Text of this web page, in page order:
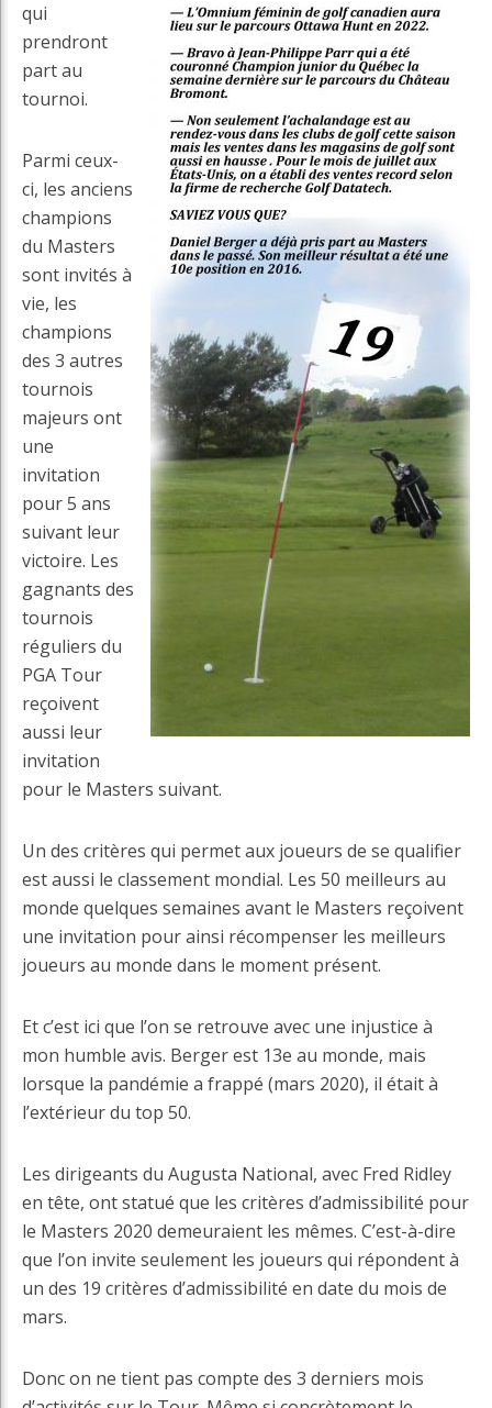
qui
prendront
part au
tournoi.
Parmi ceux-
ci, les anciens
champions
du Masters
sont invités à
vie, les
champions
des 3 autres
tournois
majeurs ont
une
invitation
pour 5 ans
suivant leur
victoire. Les
gagnants des
tournois
réguliers du
PGA Tour
reçoivent
aussi leur
invitation
pour le Masters suivant.
Un des critères qui permet aux joueurs de se qualifier
est aussi le classement mondial. Les 50 meilleurs au
monde quelques semaines avant le Masters reçoivent
une invitation pour ainsi récompenser les meilleurs
joueurs au monde dans le moment présent.
Et c’est ici que l’on se retrouve avec une injustice à
mon humble avis. Berger est 13e au monde, mais
lorsque la pandémie a frappé (mars 2020), il était à
l’extérieur du top 50.
Les dirigeants du Augusta National, avec Fred Ridley
en tête, ont statué que les critères d’admissibilité pour
le Masters 2020 demeuraient les mêmes. C’est-à-dire
que l’on invite seulement les joueurs qui répondent à
un des 19 critères d’admissibilité en date du mois de
mars.
Donc on ne tient pas compte des 3 derniers mois